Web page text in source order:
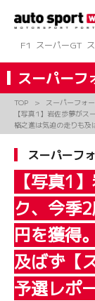
ツ
へ
ス
キ
F1 スーパーGT
スーパーフ
TOP スーパーフォ
【写真1】岩佐歩夢が
格之進は気迫の走りも及
スーパーフ
【写真1
ク、今季
円を獲得
及ばず【
予選レポ